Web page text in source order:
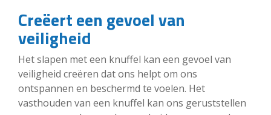
Creëert een gevoel van
veiligheid
Het slapen met een knuffel kan een gevoel van
veiligheid creëren dat ons helpt om ons
ontspannen en beschermd te voelen. Het
vasthouden van een knuffel kan ons geruststellen